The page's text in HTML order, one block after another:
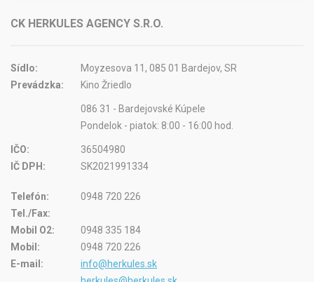
CK HERKULES AGENCY S.R.O.
Sídlo:
Moyzesova 11, 085 01 Bardejov, SR
Prevádzka:
Kino Žriedlo
086 31 - Bardejovské Kúpele
Pondelok - piatok: 8:00 - 16:00 hod.
IČO:
36504980
IČ DPH:
SK2021991334
Telefón:
0948 720 226
Tel./Fax:
Mobil O2:
0948 335 184
Mobil:
0948 720 226
E-mail:
info@herkules.sk